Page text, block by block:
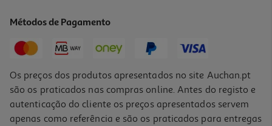
Métodos de Pagamento
Os preços dos produtos apresentados no site Auchan.pt
são os praticados nas compras online. Antes do registo e
autenticação do cliente os preços apresentados servem
apenas como referência e são os praticados para entregas